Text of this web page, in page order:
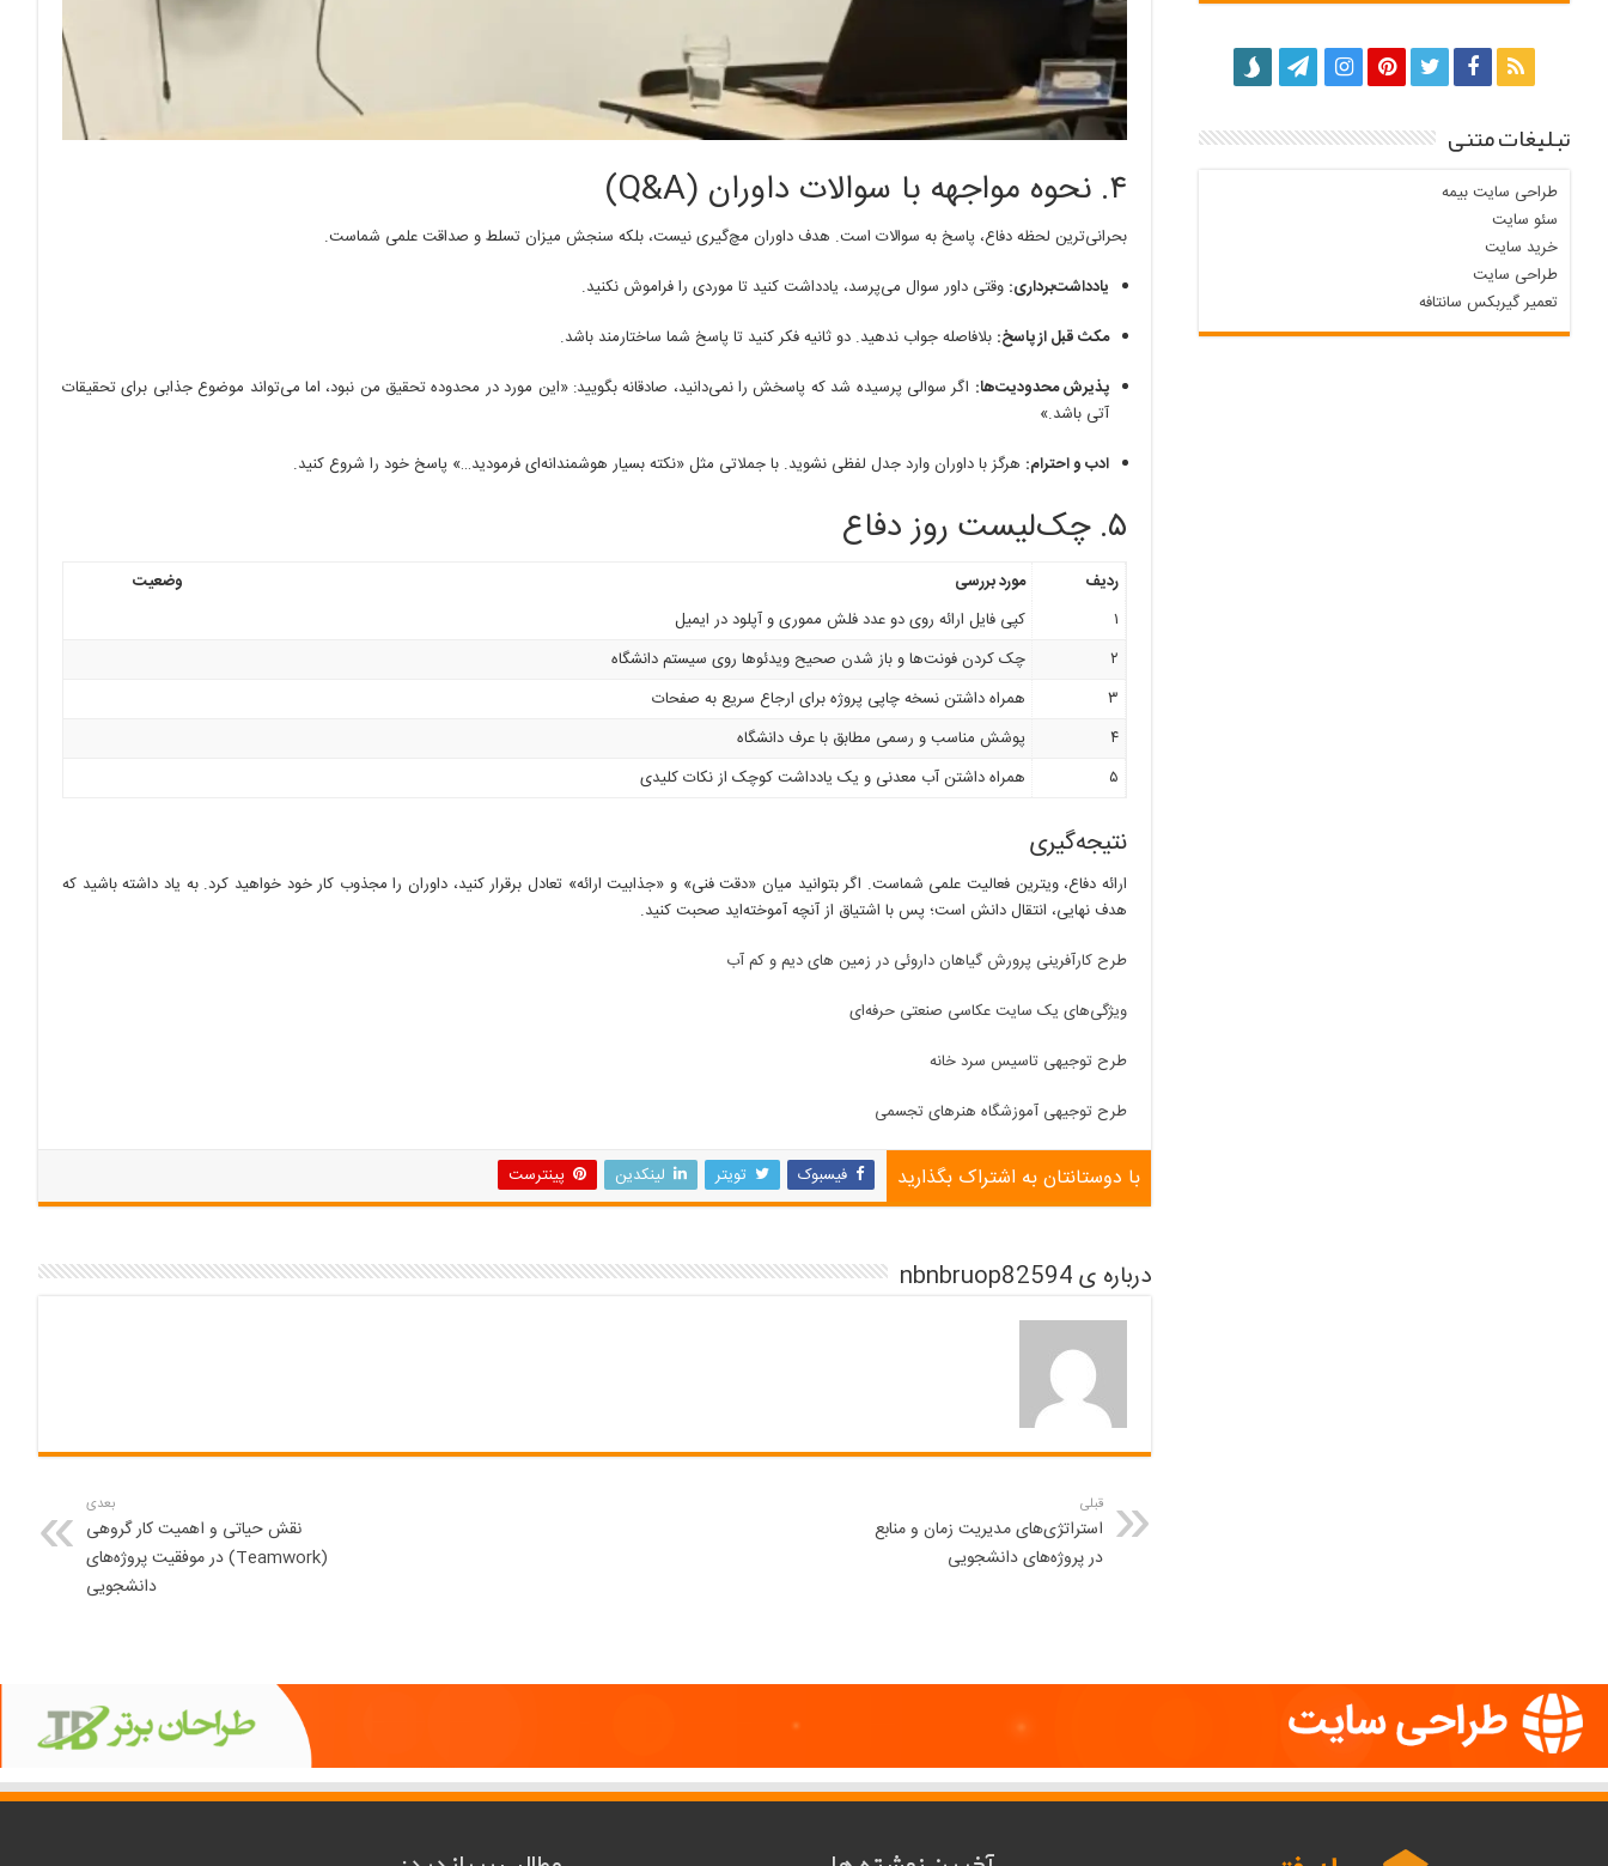
۴. نحوه مواجهه با سوالات داوران (Q&A)
بحرانی‌ترین لحظه دفاع، پاسخ به سوالات است. هدف داوران مچ‌گیری نیست، بلکه سنجش میزان تسلط و صداقت علمی شماست.
یادداشت‌برداری: وقتی داور سوال می‌پرسد، یادداشت کنید تا موردی را فراموش نکنید.
مکث قبل از پاسخ: بلافاصله جواب ندهید. دو ثانیه فکر کنید تا پاسخ شما ساختارمند باشد.
پذیرش محدودیت‌ها: اگر سوالی پرسیده شد که پاسخش را نمی‌دانید، صادقانه بگویید: «این مورد در محدوده تحقیق من نبود، اما می‌تواند موضوع جذابی برای تحقیقات
آتی باشد.»
ادب و احترام: هرگز با داوران وارد جدل لفظی نشوید. با جملاتی مثل «نکته بسیار هوشمندانه‌ای فرمودید…» پاسخ خود را شروع کنید.
۵. چک‌لیست روز دفاع
ردیف مورد بررسی
وضعیت
۱
کپی فایل ارائه روی دو عدد فلش مموری و آپلود در ایمیل
۲
چک کردن فونت‌ها و باز شدن صحیح ویدئوها روی سیستم دانشگاه
۳
همراه داشتن نسخه چاپی پروژه برای ارجاع سریع به صفحات
۴
پوشش مناسب و رسمی مطابق با عرف دانشگاه
۵
همراه داشتن آب معدنی و یک یادداشت کوچک از نکات کلیدی
نتیجه‌گیری
ارائه دفاع، ویترین فعالیت علمی شماست. اگر بتوانید میان «دقت فنی» و «جذابیت ارائه» تعادل برقرار کنید، داوران را مجذوب کار خود خواهید کرد. به یاد داشته باشید که
هدف نهایی، انتقال دانش است؛ پس با اشتیاق از آنچه آموخته‌اید صحبت کنید.
طرح کارآفرینی پرورش گیاهان داروئی در زمین های دیم و کم آب
ویژگی‌های یک سایت عکاسی صنعتی حرفه‌ای
طرح توجیهی تاسیس سرد خانه
طرح توجیهی آموزشگاه هنرهای تجسمی
با دوستانتان به اشتراک بگذارید فیسبوک تویتر لینکدین پینترست
درباره ی nbnbruop82594
قبلی
استراتژی‌های مدیریت زمان و منابع
در پروژه‌های دانشجویی
بعدی
نقش حیاتی و اهمیت کار گروهی
(Teamwork) در موفقیت پروژه‌های
دانشجویی
تبلیغات متنی
طراحی سایت بیمه
سئو سایت
خرید سایت
طراحی سایت
تعمیر گیربکس سانتافه